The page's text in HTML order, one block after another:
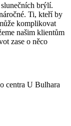
brýlí.
Ti, kteří by
komplikovat
našim klientům
zase o něco
centra U Bulhara